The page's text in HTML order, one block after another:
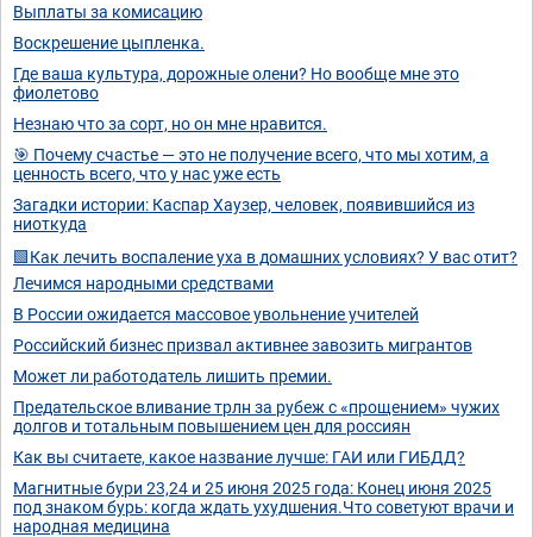
Выплаты за комисацию
Воскрешение цыпленка.
Где ваша культура, дорожные олени? Но вообще мне это
фиолетово
Незнаю что за сорт, но он мне нравится.
🎯 Почему счастье — это не получение всего, что мы хотим, а
ценность всего, что у нас уже есть
Загадки истории: Каспар Хаузер, человек, появившийся из
ниоткуда
🟩Как лечить воспаление уха в домашних условиях? У вас отит?
Лечимся народными средствами
В России ожидается массовое увольнение учителей
Российский бизнес призвал активнее завозить мигрантов
Может ли работодатель лишить премии.
Предательское вливание трлн за рубеж с «прощением» чужих
долгов и тотальным повышением цен для россиян
Как вы считаете, какое название лучше: ГАИ или ГИБДД?
Магнитные бури 23,24 и 25 июня 2025 года: Конец июня 2025
под знаком бурь: когда ждать ухудшения.Что советуют врачи и
народная медицина